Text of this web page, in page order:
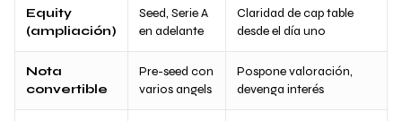
Equity
(ampliación)
Seed, Serie A
en adelante
Claridad de cap table
desde el día uno
Nota
convertible
Pre-seed con
varios angels
Pospone valoración,
devenga interés